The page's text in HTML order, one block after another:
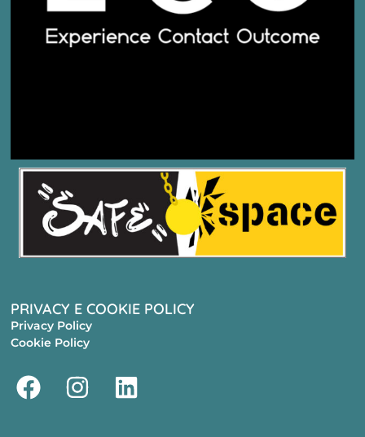
PRIVACY E COOKIE POLICY
Privacy Policy
Cookie Policy